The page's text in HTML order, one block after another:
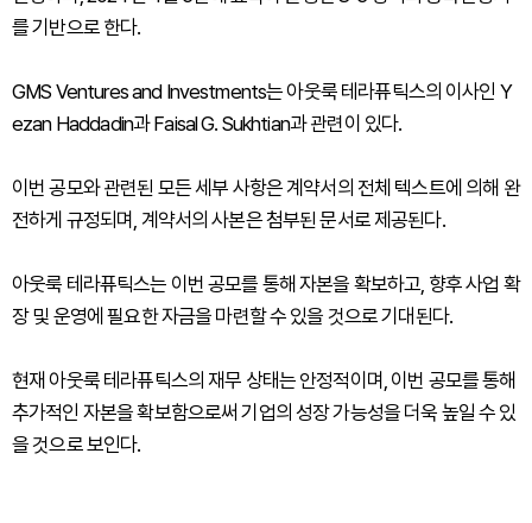
를 기반으로 한다.
GMS Ventures and Investments는 아웃룩 테라퓨틱스의 이사인 Y
ezan Haddadin과 Faisal G. Sukhtian과 관련이 있다.
이번 공모와 관련된 모든 세부 사항은 계약서의 전체 텍스트에 의해 완
전하게 규정되며, 계약서의 사본은 첨부된 문서로 제공된다.
아웃룩 테라퓨틱스는 이번 공모를 통해 자본을 확보하고, 향후 사업 확
장 및 운영에 필요한 자금을 마련할 수 있을 것으로 기대된다.
현재 아웃룩 테라퓨틱스의 재무 상태는 안정적이며, 이번 공모를 통해
추가적인 자본을 확보함으로써 기업의 성장 가능성을 더욱 높일 수 있
을 것으로 보인다.